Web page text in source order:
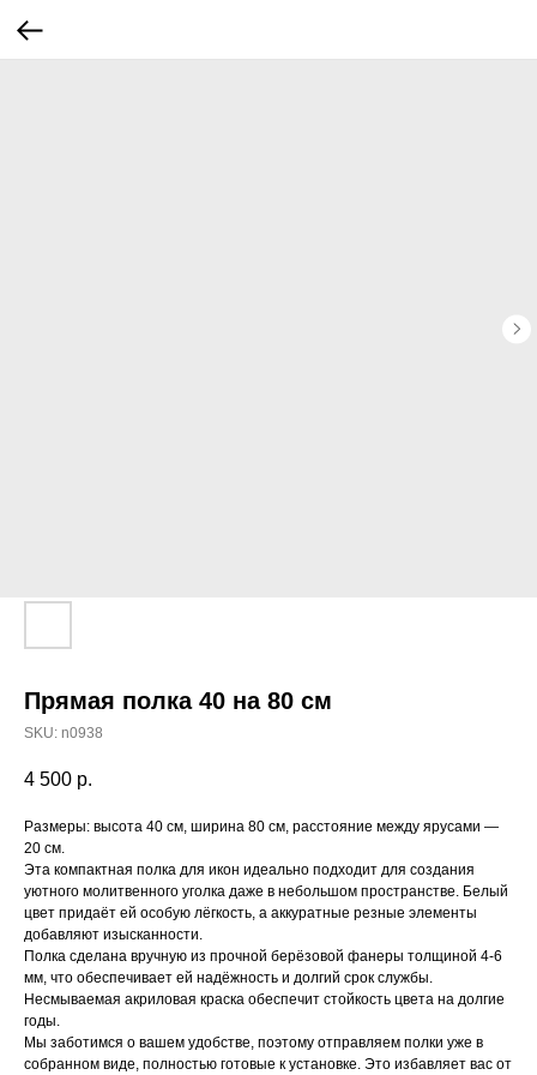
Прямая полка 40 на 80 см
SKU: n0938
4 500 р.
Размеры: высота 40 см, ширина 80 см, расстояние между ярусами —
20 см.
Эта компактная полка для икон идеально подходит для создания
уютного молитвенного уголка даже в небольшом пространстве. Белый
цвет придаёт ей особую лёгкость, а аккуратные резные элементы
добавляют изысканности.
Полка сделана вручную из прочной берёзовой фанеры толщиной 4-6
мм, что обеспечивает ей надёжность и долгий срок службы.
Несмываемая акриловая краска обеспечит стойкость цвета на долгие
годы.
Мы заботимся о вашем удобстве, поэтому отправляем полки уже в
собранном виде, полностью готовые к установке. Это избавляет вас от